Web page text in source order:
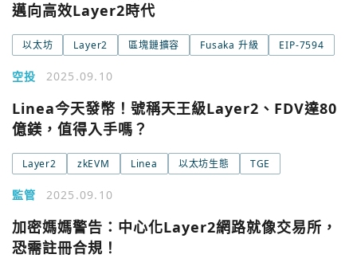
邁向高效Layer2時代
以太坊 Layer2 區塊鏈擴容 Fusaka 升級 EIP-7594
空投 2025.09.10
Linea今天發幣！號稱天王級Layer2、FDV達80
億鎂，值得入手嗎？
Layer2 zkEVM Linea 以太坊生態 TGE
監管 2025.09.10
加密媽媽警告：中心化Layer2網路就像交易所，
恐需註冊合規！